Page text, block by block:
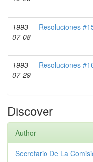
1993-
07-08
Resoluciones
1993-
07-29
Resoluciones
Discover
Author
Secretario De La